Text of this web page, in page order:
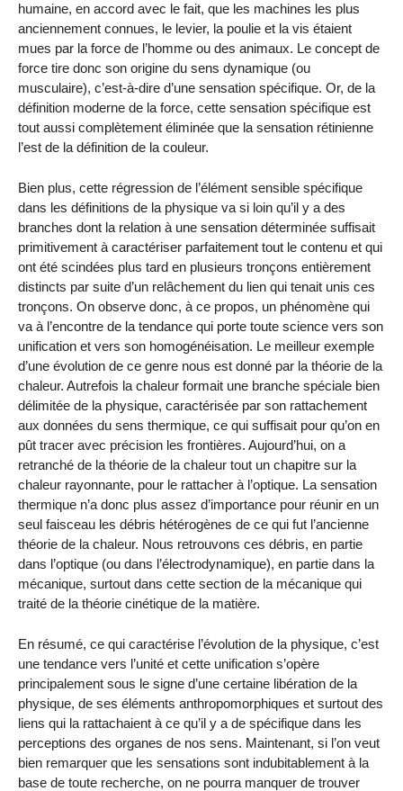
humaine, en accord avec le fait, que les machines les plus
anciennement connues, le levier, la poulie et la vis étaient
mues par la force de l’homme ou des animaux. Le concept de
force tire donc son origine du sens dynamique (ou
musculaire), c’est-à-dire d’une sensation spécifique. Or, de la
définition moderne de la force, cette sensation spécifique est
tout aussi complètement éliminée que la sensation rétinienne
l’est de la définition de la couleur.
Bien plus, cette régression de l’élément sensible spécifique
dans les définitions de la physique va si loin qu’il y a des
branches dont la relation à une sensation déterminée suffisait
primitivement à caractériser parfaitement tout le contenu et qui
ont été scindées plus tard en plusieurs tronçons entièrement
distincts par suite d’un relâchement du lien qui tenait unis ces
tronçons. On observe donc, à ce propos, un phénomène qui
va à l’encontre de la tendance qui porte toute science vers son
unification et vers son homogénéisation. Le meilleur exemple
d’une évolution de ce genre nous est donné par la théorie de la
chaleur. Autrefois la chaleur formait une branche spéciale bien
délimitée de la physique, caractérisée par son rattachement
aux données du sens thermique, ce qui suffisait pour qu’on en
pût tracer avec précision les frontières. Aujourd’hui, on a
retranché de la théorie de la chaleur tout un chapitre sur la
chaleur rayonnante, pour le rattacher à l’optique. La sensation
thermique n’a donc plus assez d’importance pour réunir en un
seul faisceau les débris hétérogènes de ce qui fut l’ancienne
théorie de la chaleur. Nous retrouvons ces débris, en partie
dans l’optique (ou dans l’électrodynamique), en partie dans la
mécanique, surtout dans cette section de la mécanique qui
traité de la théorie cinétique de la matière.
En résumé, ce qui caractérise l’évolution de la physique, c’est
une tendance vers l’unité et cette unification s’opère
principalement sous le signe d’une certaine libération de la
physique, de ses éléments anthropomorphiques et surtout des
liens qui la rattachaient à ce qu’il y a de spécifique dans les
perceptions des organes de nos sens. Maintenant, si l’on veut
bien remarquer que les sensations sont indubitablement à la
base de toute recherche, on ne pourra manquer de trouver